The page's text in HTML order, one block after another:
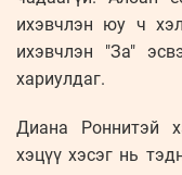
ихэвчлэн юу ч
ихэвчлэн "За"
хариулдаг.
Диана Роннитэй
хэцүү хэсэг нь